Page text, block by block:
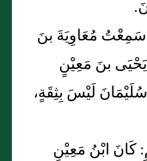
سَمِعْتُ مُعَاوِيَةَ بنَ
بنَ مَعِيْنٍ
لَيْسَ بِثِقَةٍ،
كَانَ ابْنُ مَعِيْنٍ